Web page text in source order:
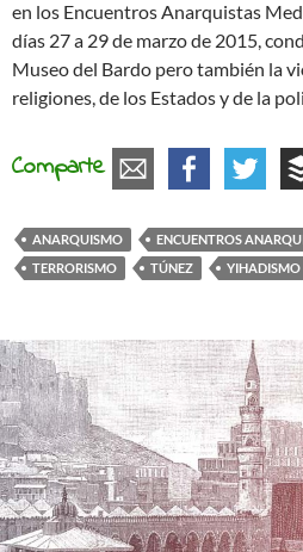
en los Encuentros Anarquistas
días 27 a 29 de marzo de 2015,
Museo del Bardo pero también la
religiones, de los Estados y de la
Comparte
ANARQUISMO
ENCUENTROS
TERRORISMO
TÚNEZ YIHADISMO